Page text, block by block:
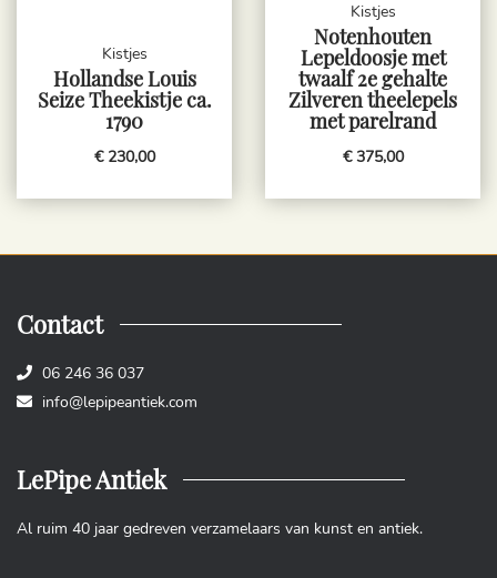
Kistjes
Hollandse Louis
Seize Theekistje ca.
1790
€ 230,00
Kistjes
Notenhouten
Lepeldoosje met
twaalf 2e gehalte
Zilveren theelepels
met parelrand
€ 375,00
Contact
06 246 36 037
info@lepipeantiek.com
LePipe Antiek
Al ruim 40 jaar gedreven verzamelaars van kunst en antiek.